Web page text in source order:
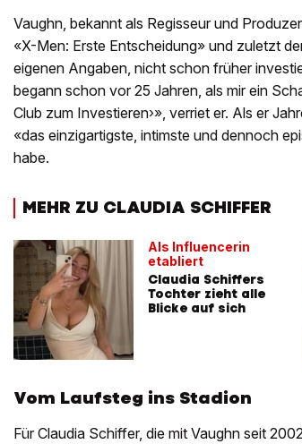
Vaughn, bekannt als Regisseur und
«X-Men: Erste Entscheidung» und zuletzt
eigenen Angaben, nicht schon früher
begann schon vor 25 Jahren, als mir ein
Club zum Investieren›», verriet er. Als er
«das einzigartigste, intimste und dennoch
habe.
MEHR ZU CLAUDIA SCHIFFER
Als Influencerin
etabliert
Claudia Schiffers
Tochter zieht alle
Blicke auf sich
Vom Laufsteg ins Stadion
Für Claudia Schiffer, die mit Vaughn seit